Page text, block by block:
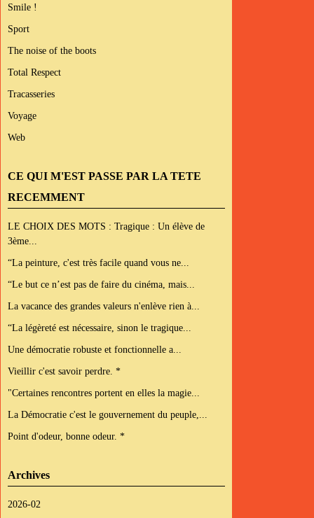
Smile !
Sport
The noise of the boots
Total Respect
Tracasseries
Voyage
Web
CE QUI M'EST PASSE PAR LA TETE
RECEMMENT
LE CHOIX DES MOTS : Tragique : Un élève de
3ème...
“La peinture, c'est très facile quand vous ne...
“Le but ce n’est pas de faire du cinéma, mais...
La vacance des grandes valeurs n'enlève rien à...
“La légèreté est nécessaire, sinon le tragique...
Une démocratie robuste et fonctionnelle a...
Vieillir c'est savoir perdre. *
"Certaines rencontres portent en elles la magie...
La Démocratie c'est le gouvernement du peuple,...
Point d'odeur, bonne odeur. *
Archives
2026-02